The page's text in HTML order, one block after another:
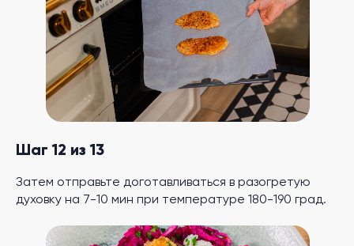
Шаг 12 из 13
Затем отправьте доготавливаться в разогретую
духовку на 7-10 мин при температуре 180-190 град.